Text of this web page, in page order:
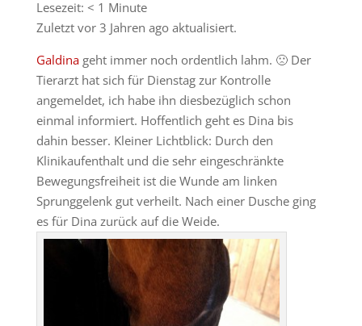
Lesezeit: < 1 Minute
Zuletzt vor 3 Jahren ago aktualisiert.
Galdinageht immer noch ordentlich lahm. 🙁 Der
Tierarzt hat sich für Dienstag zur Kontrolle
angemeldet, ich habe ihn diesbezüglich schon
einmal informiert. Hoffentlich geht es Dina bis
dahin besser. Kleiner Lichtblick: Durch den
Klinikaufenthalt und die sehr eingeschränkte
Bewegungsfreiheit ist die Wunde am linken
Sprunggelenk gut verheilt. Nach einer Dusche ging
es für Dina zurück auf die Weide.